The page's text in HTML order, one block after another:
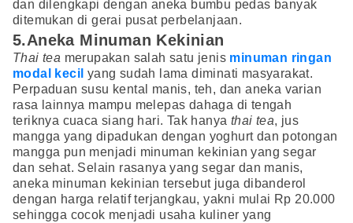
dan dilengkapi dengan aneka bumbu pedas banyak
ditemukan di gerai pusat perbelanjaan.
5.Aneka Minuman Kekinian
Thai tea merupakan salah satu jenis minuman ringan
modal kecil yang sudah lama diminati masyarakat.
Perpaduan susu kental manis, teh, dan aneka varian
rasa lainnya mampu melepas dahaga di tengah
teriknya cuaca siang hari. Tak hanya thai tea, jus
mangga yang dipadukan dengan yoghurt dan potongan
mangga pun menjadi minuman kekinian yang segar
dan sehat. Selain rasanya yang segar dan manis,
aneka minuman kekinian tersebut juga dibanderol
dengan harga relatif terjangkau, yakni mulai Rp 20.000
sehingga cocok menjadi usaha kuliner yang